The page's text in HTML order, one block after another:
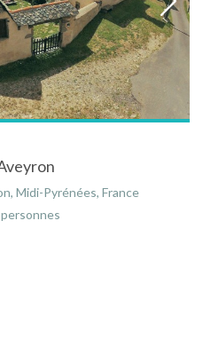
Midi-Pyrénées, France